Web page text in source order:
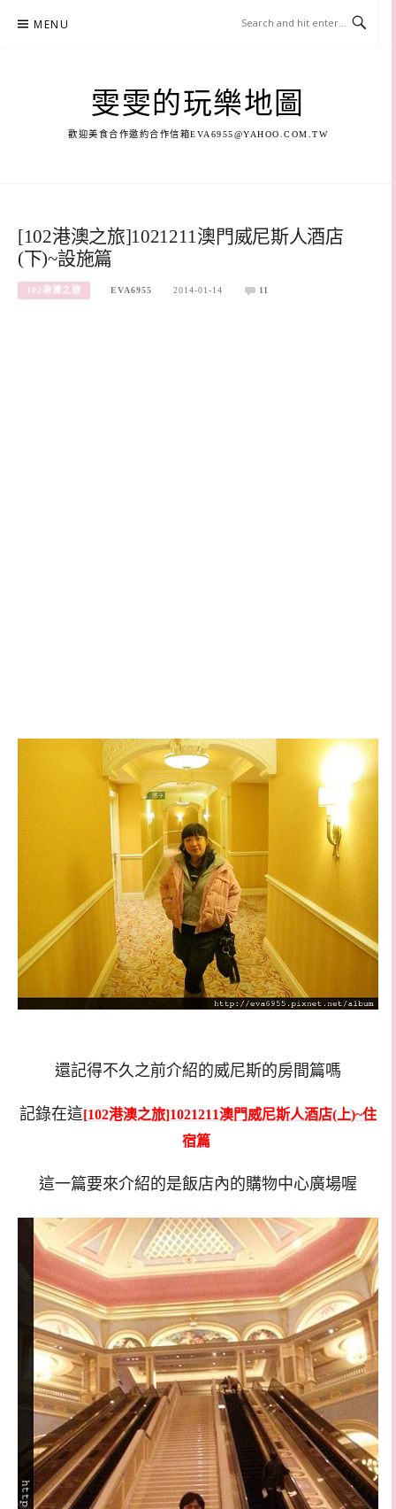
MENU
雯雯的玩樂地圖
歡迎美食合作邀約合作信箱EVA6955@YAHOO.COM.TW
[102港澳之旅]1021211澳門威尼斯人酒店
(下)~設施篇
102港澳之旅 EVA6955 2014-01-14 11
還記得不久之前介紹的威尼斯的房間篇嗎
記錄在這[102港澳之旅]1021211澳門威尼斯人酒店(上)~住
宿篇
這一篇要來介紹的是飯店內的購物中心廣場喔